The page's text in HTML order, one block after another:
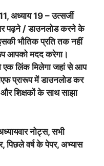
अध्याय 19 – उत्सर्जी
पढ़ने / डाउनलोड करने के
भौतिक प्रति तक नहीं
आपको मदद करेगा।
लिंक मिलेगा जहां से आप
प्रारूप में डाउनलोड कर
शिक्षकों के साथ साझा
नोट्स, सभी
पिछले वर्ष के पेपर, अभ्यास